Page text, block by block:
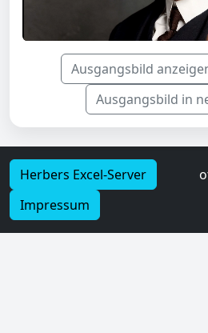
Ausgangsbild
Ausgangsbild in
Herbers Excel-Server
Impressum